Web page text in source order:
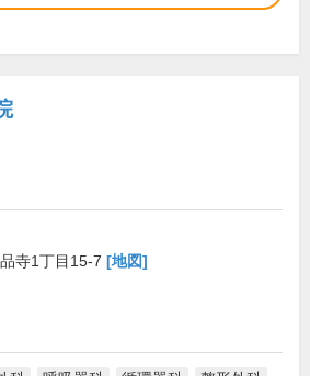
寺1丁目15-7 [地図]